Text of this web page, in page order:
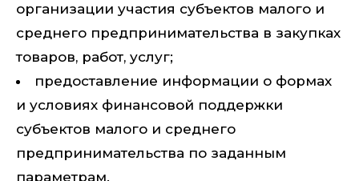
организации участия субъектов малого и
среднего предпринимательства в закупках
товаров, работ, услуг;
предоставление информации о формах
и условиях финансовой поддержки
субъектов малого и среднего
предпринимательства по заданным
параметрам.